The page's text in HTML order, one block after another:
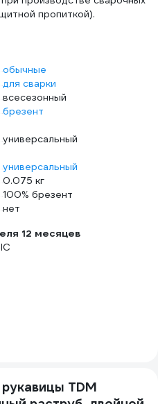
пропиткой).
обычные
для сварки
всесезонный
брезент
универсальный
универсальный
0.075 кг
100% брезент
нет
12 месяцев
TDM